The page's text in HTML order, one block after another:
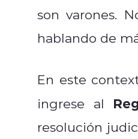
son varones.
hablando de
En este
ingrese al
resolución